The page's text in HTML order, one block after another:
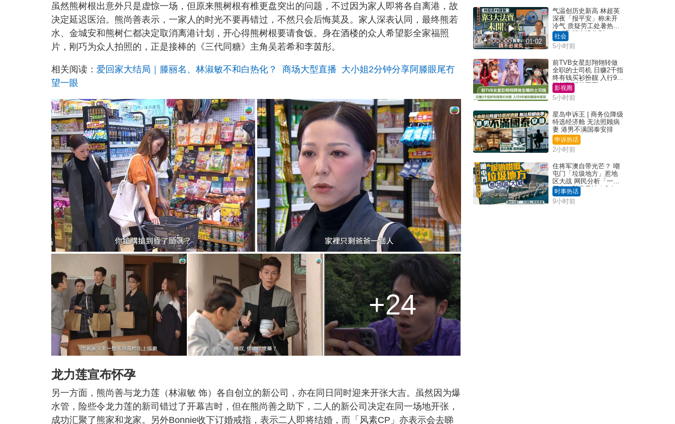
虽然熊树根出意外只是虚惊一场，但原来熊树根有椎更盘突出的问题，不过因为家人即将各自离港，故
决定延迟医治。熊尚善表示，一家人的时光不要再错过，不然只会后悔莫及。家人深表认同，最终熊若
水、金城安和熊树仁都决定取消离港计划，开心得熊树根要请食饭。身在酒楼的众人希望影全家福照
片，刚巧为众人拍照的，正是接棒的《三代同糖》主角吴若希和李茵彤。
相关阅读： 爱回家大结局｜滕丽名、林淑敏不和白热化？ 商场大型直播 大小姐2分钟分享阿滕眼尾冇
望一眼
+24
龙力莲宣布怀孕
另一方面，熊尚善与龙力莲（林淑敏 饰）各自创立的新公司，亦在同日同时迎来开张大吉。虽然因为爆
水管，险些令龙力莲的新司错过了开幕吉时，但在熊尚善之助下，二人的新公司决定在同一场地开张，
成功汇聚了熊家和龙家。另外Bonnie收下订婚戒指，表示二人即将结婚，而「风素CP」亦表示会去睇
01:02
气温创历史新高 林超英
深夜「报平安」称未开
冷气 质疑劳工处暑热警
告「取消也没分别」
社会
5小时前
前TVB女星彭翔翎转做
全职的士司机 日赚2千指
终有钱买衫扮靓 入行9年
被封翻版林夏薇
影视圈
5小时前
星岛申诉王 | 商务位降级
特选经济舱 无法照顾病
妻 港男不满国泰安排
申诉热话
2小时前
住将军澳自带光芒？ 嘲
屯门「垃圾地方」惹地
区大战 网民分析「一共
同点」秒息风波｜Juicy
叮
时事热话
9小时前